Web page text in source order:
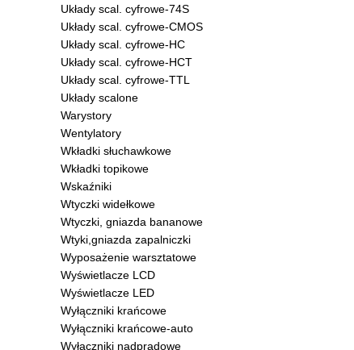
Układy scal. cyfrowe-74S
Układy scal. cyfrowe-CMOS
Układy scal. cyfrowe-HC
Układy scal. cyfrowe-HCT
Układy scal. cyfrowe-TTL
Układy scalone
Warystory
Wentylatory
Wkładki słuchawkowe
Wkładki topikowe
Wskaźniki
Wtyczki widełkowe
Wtyczki, gniazda bananowe
Wtyki,gniazda zapalniczki
Wyposażenie warsztatowe
Wyświetlacze LCD
Wyświetlacze LED
Wyłączniki krańcowe
Wyłączniki krańcowe-auto
Wyłączniki nadprądowe